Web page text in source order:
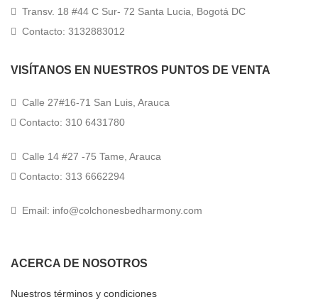
Transv. 18 #44 C Sur- 72 Santa Lucia, Bogotá DC
Contacto: 3132883012
VISÍTANOS EN NUESTROS PUNTOS DE VENTA
Calle 27#16-71 San Luis, Arauca
Contacto: 310 6431780
Calle 14 #27 -75 Tame, Arauca
Contacto: 313 6662294
Email: info@colchonesbedharmony.com
ACERCA DE NOSOTROS
Nuestros términos y condiciones